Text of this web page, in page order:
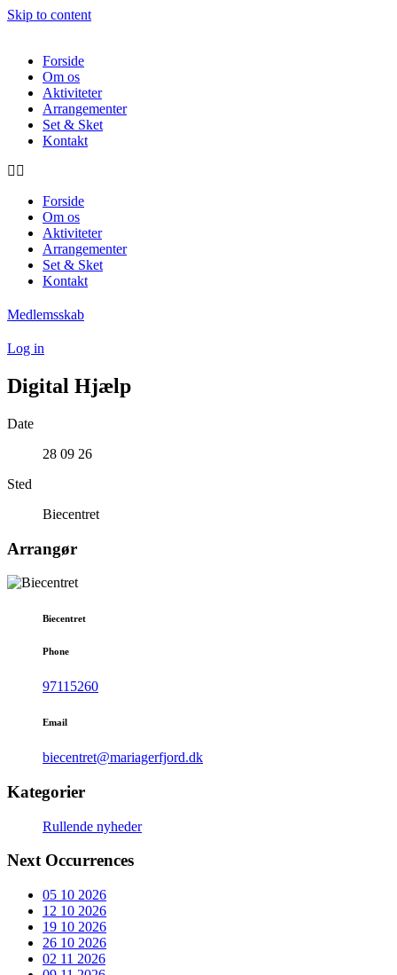
Skip to content
Forside
Om os
Aktiviteter
Arrangementer
Set & Sket
Kontakt
Forside
Om os
Aktiviteter
Arrangementer
Set & Sket
Kontakt
Medlemsskab
Log in
Digital Hjælp
Date
28 09 26
Sted
Biecentret
Arrangør
Biecentret
Phone
97115260
Email
biecentret@mariagerfjord.dk
Kategorier
Rullende nyheder
Next Occurrences
05 10 2026
12 10 2026
19 10 2026
26 10 2026
02 11 2026